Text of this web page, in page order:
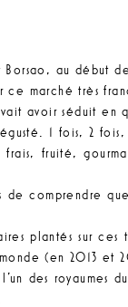
Borsao, au début
marché très
avoir séduit en
1 fois, 2
fruité,
de comprendre
plantés sur
(en 2013 et
des royaumes